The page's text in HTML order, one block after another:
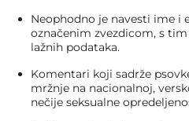
Neophodno je navesti ime i
označenim zvezdicom, s
lažnih podataka.
Komentari koji sadrže
mržnje na nacionalnoj,
nečije seksualne